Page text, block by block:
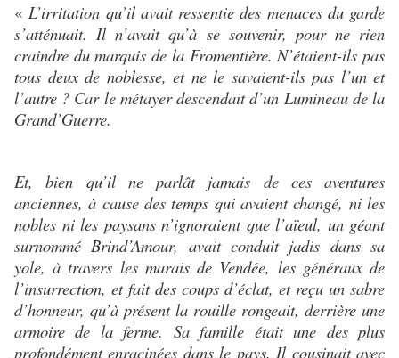
«L’irritation qu’il avait ressentie des menaces du garde
s’atténuait. Il n’avait qu’à se souvenir, pour ne rien
craindre du marquis de la Fromentière. N’étaient-ils pas
tous deux de noblesse, et ne le savaient-ils pas l’un et
l’autre ? Car le métayer descendait d’un Lumineau de la
Grand’Guerre.
Et, bien qu’il ne parlât jamais de ces aventures
anciennes, à cause des temps qui avaient changé, ni les
nobles ni les paysans n’ignoraient que l’aïeul, un géant
surnommé Brind’Amour, avait conduit jadis dans sa
yole, à travers les marais de Vendée, les généraux de
l’insurrection, et fait des coups d’éclat, et reçu un sabre
d’honneur, qu’à présent la rouille rongeait, derrière une
armoire de la ferme. Sa famille était une des plus
profondément enracinées dans le pays. Il cousinait avec